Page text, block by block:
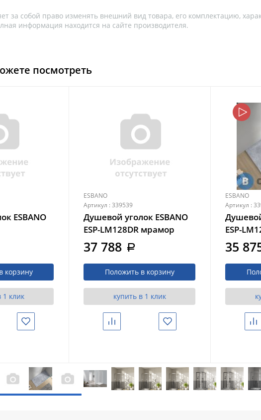
за собой право изменять внешний вид товара, его комплектацию,
информация находится на сайте производителя.
посмотреть
ESBANO
корзину
1 клик
Избранное
ESBANO
Артикул : 339539
Душевой уголок ESBANO
ESP-LM128DR мрамор
бежевый, из
искусственного камня
37 788 a
Положить в корзину
купить в 1 клик
Сравнить Избранное
ESBANO
Артикул :
ESP-
серый,
камня
35